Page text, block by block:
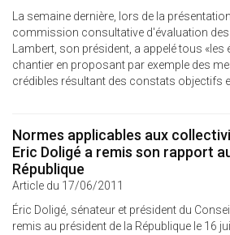
La semaine dernière, lors de la
commission consultative d'évaluation des
Lambert, son président, a appelé tous «les
chantier en proposant par exemple des
crédibles résultant des constats objectifs
Normes applicables aux
Eric Doligé a remis son rapport
République
Article du 17/06/2011
Éric Doligé, sénateur et président du
remis au président de la République le 16